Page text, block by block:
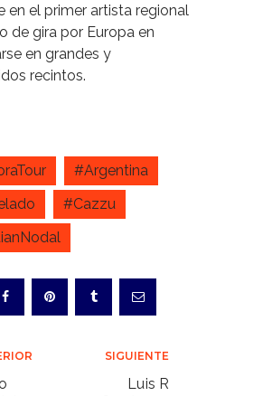
en el primer artista regional
de gira por Europa en
en grandes y
recintos.
#Argentina
#Cazzu
SIGUIENTE
Luis R